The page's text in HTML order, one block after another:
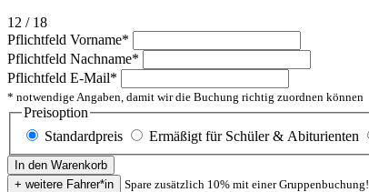
12 / 18
Pflichtfeld Vorname*
Pflichtfeld Nachname*
Pflichtfeld E-Mail*
* notwendige Angaben, damit wir die Buchung richtig zuordnen können
Preisoption
Standardpreis
Ermäßigt für Schüler & Abiturienten
Spare zusätzlich 10% mit einer Gruppenbuchung!